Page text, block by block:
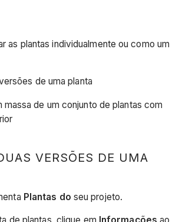
as plantas individualmente ou como um
de uma planta
massa de um conjunto de plantas com
VERSÕES DE UMA
Plantas do seu projeto.